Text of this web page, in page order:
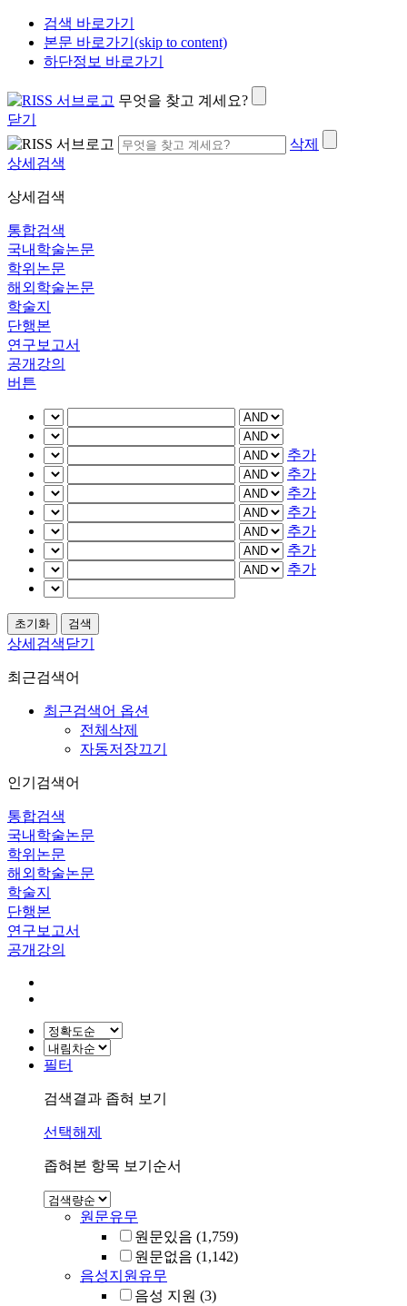
검색 바로가기
본문 바로가기(skip to content)
하단정보 바로가기
무엇을 찾고 계세요?
닫기
삭제
상세검색
상세검색
통합검색
국내학술논문
학위논문
해외학술논문
학술지
단행본
연구보고서
공개강의
버튼
추가
추가
추가
추가
추가
추가
추가
상세검색닫기
최근검색어
최근검색어 옵션
전체삭제
자동저장끄기
인기검색어
통합검색
국내학술논문
학위논문
해외학술논문
학술지
단행본
연구보고서
공개강의
필터
검색결과 좁혀 보기
선택해제
좁혀본 항목 보기순서
원문유무
원문있음 (1,759)
원문없음 (1,142)
음성지원유무
음성 지원 (3)